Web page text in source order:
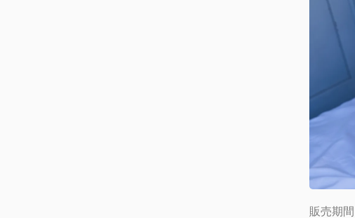
販売期